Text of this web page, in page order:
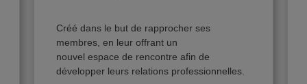
Créé dans le but de rapprocher ses
membres, en leur offrant un
nouvel espace de rencontre afin de
développer leurs relations professionnelles.